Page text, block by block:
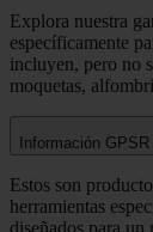
Explora nuestra
específicamente
incluyen, pero no
moquetas,
Información GPSR
Estos son
herramientas